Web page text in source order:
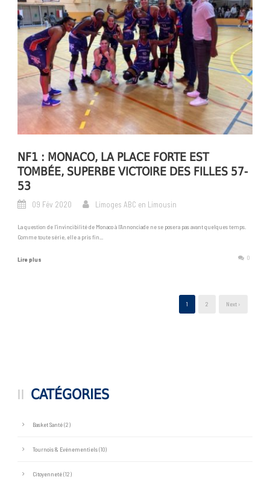
NF1 : MONACO, LA PLACE FORTE EST
TOMBÉE, SUPERBE VICTOIRE DES FILLES 57-
53
09 Fév 2020 Limoges ABC en Limousin
La question de l’invincibilité de Monaco à l’Annonciade ne se posera pas avant quelques temps.
Comme toute série, elle a pris fin...
Lire plus 0
1 2 Next ›
CATÉGORIES
Basket Santé(2)
Tournois & Evénementiels(10)
Citoyenneté(12)